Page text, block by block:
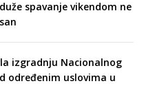
spavanje vikendom ne
izgradnju Nacionalnog
određenim uslovima u